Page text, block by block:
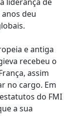
deu
e antiga
recebeu o
assim
no cargo. Em
do FMI
a sua